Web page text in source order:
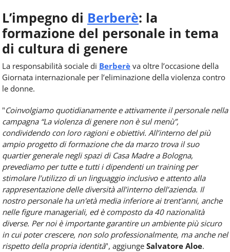
L’impegno di Berberè: la ​
formazione del personale in tema
di cultura di genere
​La responsabilità sociale di Berberè va oltre l’occasione della
Giornata internazionale per l’eliminazione della violenza contro
le donne.
"Coinvolgiamo quotidianamente e attivamente il personale nella
campagna “La violenza digenere non èsul menù”,
condividendo con loro ragioni e obiettivi. All’interno del più
ampio progetto diformazione che da marzo trova il suo
quartier generale negli spazidiCasa Madre a Bologna,
prevediamo per tutte e tutti i dipendenti un training per
stimolare l’utilizzo diun linguaggio inclusivo e attento alla
rappresentazione delle diversità all’interno dell’azienda. Il
nostro personale ha un'età media inferiore ai trent'anni, anche
nelle figure manageriali, edècomposto da 40 nazionalità
diverse. Per noièimportante garantire un ambiente più sicuro
in cui poter crescere, non solo professionalmente, ma anche nel
rispetto della propria identità", aggiunge Salvatore Aloe.